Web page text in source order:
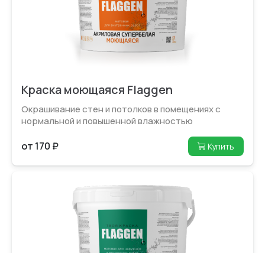
Краска моющаяся Flaggen
Окрашивание стен и потолков в помещениях с
нормальной и повышен­ной влажностью
от 170 ₽ Купить